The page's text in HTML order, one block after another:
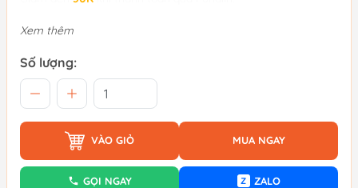
Xem thêm
Số lượng:
VÀO GIỎ MUA NGAY
GỌI NGAY Z ZALO